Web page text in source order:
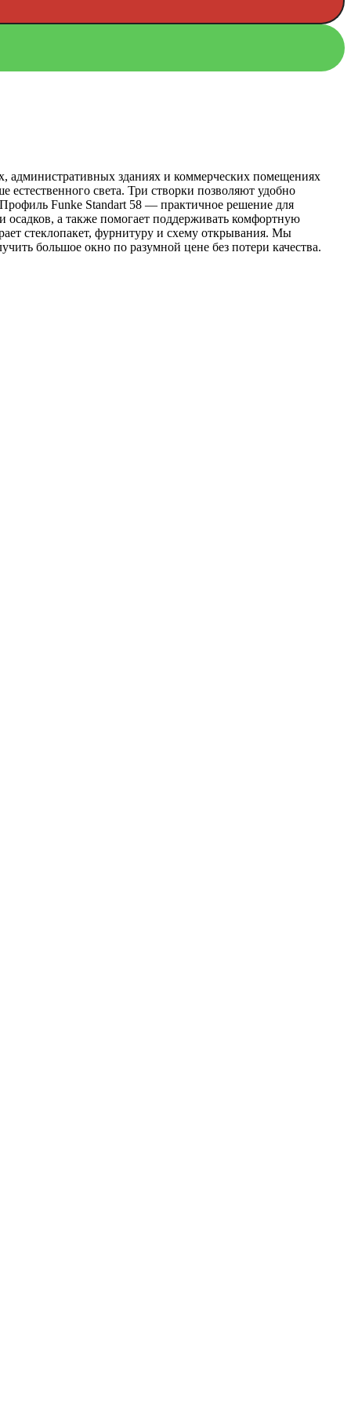
административных зданиях и коммерческих помещениях
света. Три створки позволяют удобно
Funke Standart 58 — практичное решение для
а также помогает поддерживать комфортную
стеклопакет, фурнитуру и схему открывания. Мы
большое окно по разумной цене без потери качества.